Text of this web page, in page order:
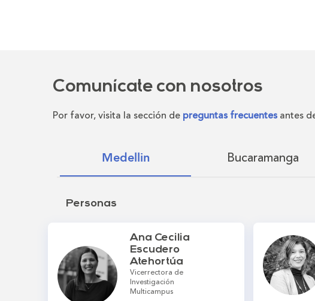
Comunícate con nosotros
Por favor, visita la sección de preguntas frecuentes antes
Medellin Bucaramanga
Personas
Ana Cecilia
Escudero
Atehortúa
Vicerrectora de
Investigación
Multicampus